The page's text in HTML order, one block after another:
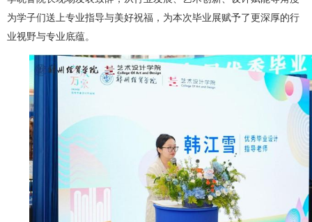
为学子们送上专业指导与美好祝福，为本次毕业展赋予了更深厚的行
业视野与专业底蕴。